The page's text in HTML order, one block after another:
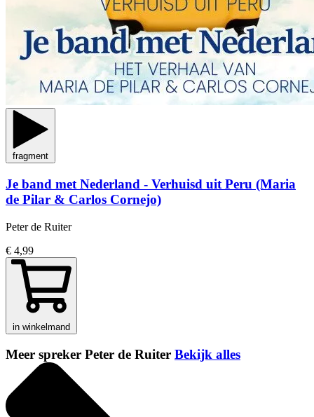
fragment
Je band met Nederland - Verhuisd uit Peru (Maria
de Pilar & Carlos Cornejo)
Peter de Ruiter
€ 4,99
in winkelmand
Meer spreker Peter de Ruiter Bekijk alles